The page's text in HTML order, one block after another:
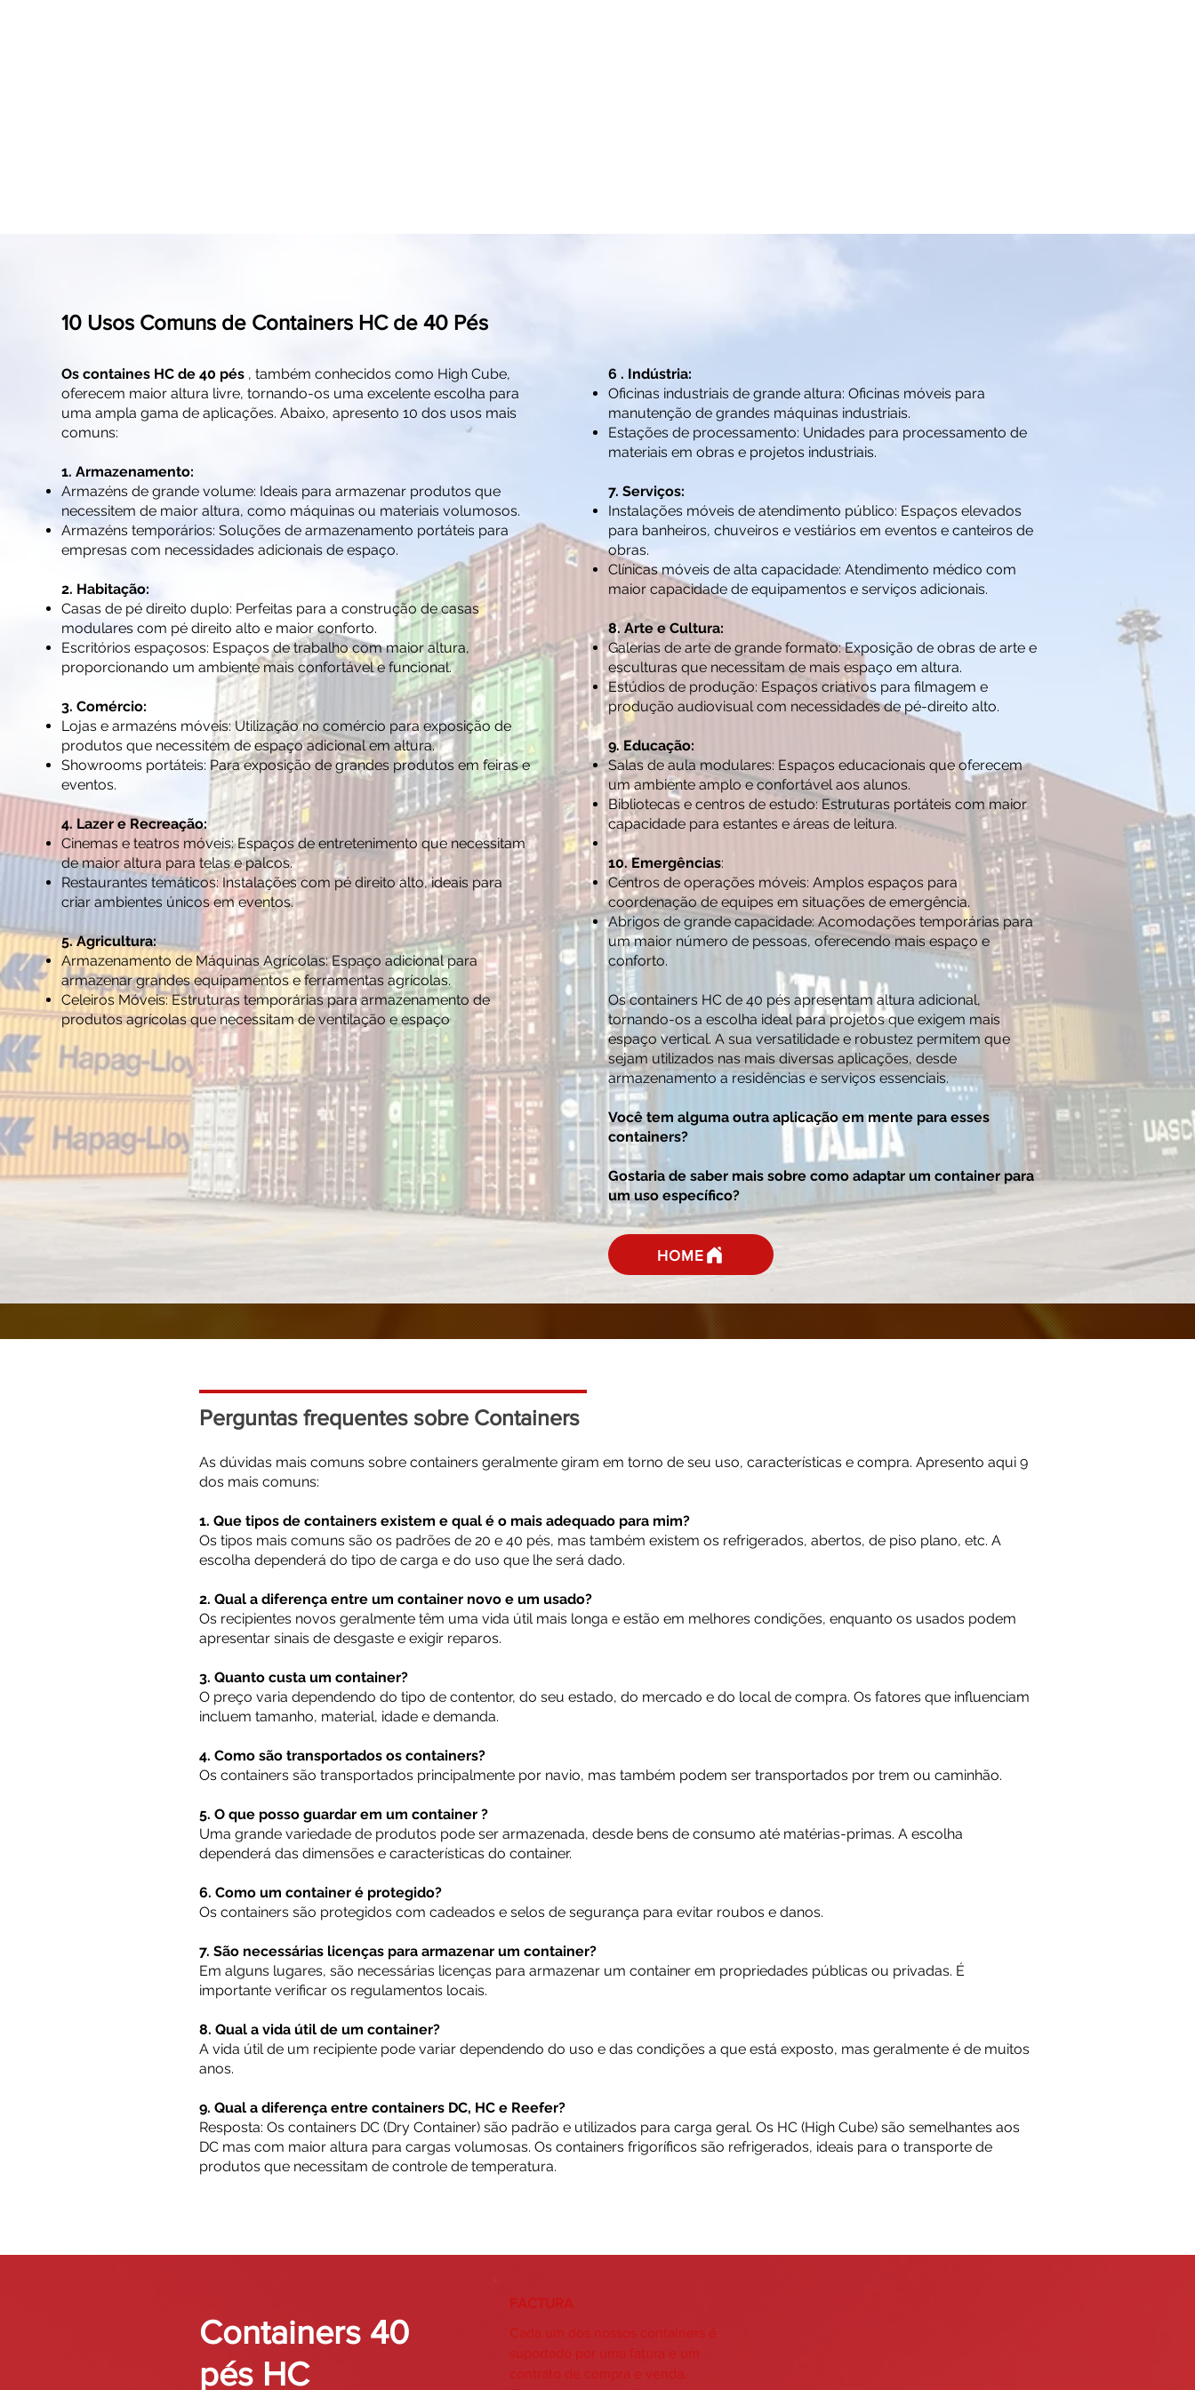
10 Usos Comuns de Containers HC de 40 Pés
Os containes HC de 40 pés , também conhecidos como High Cube,
oferecem maior altura livre, tornando-os uma excelente escolha para
uma ampla gama de aplicações. Abaixo, apresento 10 dos usos mais
comuns:
1. Armazenamento:
Armazéns de grande volume: Ideais para armazenar produtos que
necessitem de maior altura, como máquinas ou materiais volumosos.
Armazéns temporários: Soluções de armazenamento portáteis para
empresas com necessidades adicionais de espaço.
2. Habitação:
Casas de pé direito duplo: Perfeitas para a construção de casas
modulares com pé direito alto e maior conforto.
Escritórios espaçosos: Espaços de trabalho com maior altura,
proporcionando um ambiente mais confortável e funcional.
3. Comércio:
Lojas e armazéns móveis: Utilização no comércio para exposição de
produtos que necessitem de espaço adicional em altura.
Showrooms portáteis: Para exposição de grandes produtos em feiras e
eventos.
4. Lazer e Recreação:
Cinemas e teatros móveis: Espaços de entretenimento que necessitam
de maior altura para telas e palcos.
Restaurantes temáticos: Instalações com pé direito alto, ideais para
criar ambientes únicos em eventos.
5. Agricultura:
Armazenamento de Máquinas Agrícolas: Espaço adicional para
armazenar grandes equipamentos e ferramentas agrícolas.
Celeiros Móveis: Estruturas temporárias para armazenamento de
produtos agrícolas que necessitam de ventilação e espaço
6 . Indústria:
Oficinas industriais de grande altura: Oficinas móveis para
manutenção de grandes máquinas industriais.
Estações de processamento: Unidades para processamento de
materiais em obras e projetos industriais.
7. Serviços:
Instalações móveis de atendimento público: Espaços elevados
para banheiros, chuveiros e vestiários em eventos e canteiros de
obras.
Clínicas móveis de alta capacidade: Atendimento médico com
maior capacidade de equipamentos e serviços adicionais.
8. Arte e Cultura:
Galerias de arte de grande formato: Exposição de obras de arte e
esculturas que necessitam de mais espaço em altura.
Estúdios de produção: Espaços criativos para filmagem e
produção audiovisual com necessidades de pé-direito alto.
9. Educação:
Salas de aula modulares: Espaços educacionais que oferecem
um ambiente amplo e confortável aos alunos.
Bibliotecas e centros de estudo: Estruturas portáteis com maior
capacidade para estantes e áreas de leitura.
10. Emergências:
Centros de operações móveis: Amplos espaços para
coordenação de equipes em situações de emergência.
Abrigos de grande capacidade: Acomodações temporárias para
um maior número de pessoas, oferecendo mais espaço e
conforto.
Os containers HC de 40 pés apresentam altura adicional,
tornando-os a escolha ideal para projetos que exigem mais
espaço vertical. A sua versatilidade e robustez permitem que
sejam utilizados nas mais diversas aplicações, desde
armazenamento a residências e serviços essenciais.
Você tem alguma outra aplicação em mente para esses
containers?
Gostaria de saber mais sobre como adaptar um container para
um uso específico?
HOME
Perguntas frequentes sobre Containers
As dúvidas mais comuns sobre containers geralmente giram em torno de seu uso, características e compra. Apresento aqui 9
dos mais comuns:
1. Que tipos de containers existem e qual é o mais adequado para mim?
Os tipos mais comuns são os padrões de 20 e 40 pés, mas também existem os refrigerados, abertos, de piso plano, etc. A
escolha dependerá do tipo de carga e do uso que lhe será dado.
2. Qual a diferença entre um container novo e um usado?
Os recipientes novos geralmente têm uma vida útil mais longa e estão em melhores condições, enquanto os usados ​​podem
apresentar sinais de desgaste e exigir reparos.
3. Quanto custa um container?
O preço varia dependendo do tipo de contentor, do seu estado, do mercado e do local de compra. Os fatores que influenciam
incluem tamanho, material, idade e demanda.
4. Como são transportados os containers?
Os containers são transportados principalmente por navio, mas também podem ser transportados por trem ou caminhão.
5. O que posso guardar em um container ?
Uma grande variedade de produtos pode ser armazenada, desde bens de consumo até matérias-primas. A escolha
dependerá das dimensões e características do container.
6. Como um container é protegido?
Os containers são protegidos com cadeados e selos de segurança para evitar roubos e danos.
7. São necessárias licenças para armazenar um container?
Em alguns lugares, são necessárias licenças para armazenar um container em propriedades públicas ou privadas. É
importante verificar os regulamentos locais.
8. Qual a vida útil de um container?
A vida útil de um recipiente pode variar dependendo do uso e das condições a que está exposto, mas geralmente é de muitos
anos.
9. Qual a diferença entre containers DC, HC e Reefer?
Resposta: Os containers DC (Dry Container) são padrão e utilizados para carga geral. Os HC (High Cube) são semelhantes aos
DC mas com maior altura para cargas volumosas. Os containers frigoríficos são refrigerados, ideais para o transporte de
produtos que necessitam de controle de temperatura.
Containers 40
pés HC
FACTURA
Cada um dos nossos containers é
suportado por uma fatura e um
contrato de compra e venda.